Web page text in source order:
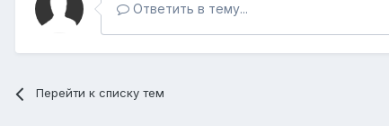
Ответить в тему...
Перейти к списку тем